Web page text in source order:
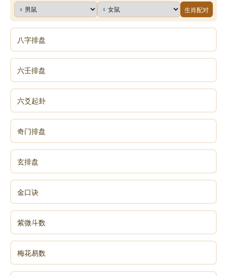
保佑，早日平安回到身旁，有的儿女离家，一去数年无
音讯，年老父母在家日夜盼望、以泪洗面，有如林中老
猿失去了爱子，哀泣啼号，肝肠寸断，叫人为之心酸。
第九颂扬父母“体恤子女”的深恩：父母恩深情重，为
人子女实难报答于万一，真是“谁言寸草心，报得三寸
辉”!儿女受苦劳时，慈母竟夜祈祷以身替代，希望为子
女受苦受罪，母爱何其伟大!儿女出门在外，慈母心常相
随，怜儿受寒受冻，怕儿受苦受累，倘若知道儿女受了
一丝一毫的痛苦，慈母就夜不成眠、心酸不已!
第十颂扬父母“究竟怜子”的深恩：父母的慈爱犹如日
月的光辉。日月永恒普照大地，亲心永远怀念儿女，亲
恩深重，亲心更是无时或止起居行止心常惦念，不论家
居外出更是心随左右，即使百岁爹娘，亦常为八十岁的
儿女付出爱心，要说父母的恩德慈爱有时尽，除非生死
异路隔断了。
(转载)
本文实为转载，不代表个人观点，专注分享，若有侵
权，请告知删除。
生肖配对
八字排盘
六壬排盘
六爻起卦
奇门排盘
玄排盘
金口诀
紫微斗数
梅花易数